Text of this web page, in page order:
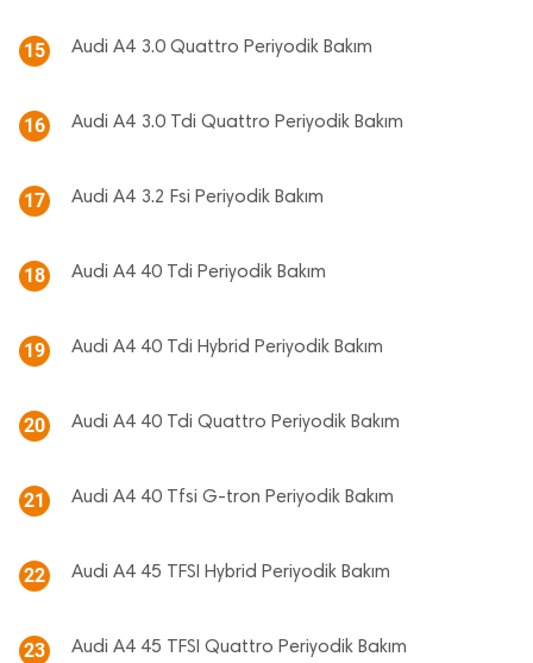
15 Audi A4 3.0 Quattro Periyodik Bakım
16 Audi A4 3.0 Tdi Quattro Periyodik Bakım
17 Audi A4 3.2 Fsi Periyodik Bakım
18 Audi A4 40 Tdi Periyodik Bakım
19 Audi A4 40 Tdi Hybrid Periyodik Bakım
20 Audi A4 40 Tdi Quattro Periyodik Bakım
21 Audi A4 40 Tfsi G-tron Periyodik Bakım
22 Audi A4 45 TFSI Hybrid Periyodik Bakım
23 Audi A4 45 TFSI Quattro Periyodik Bakım